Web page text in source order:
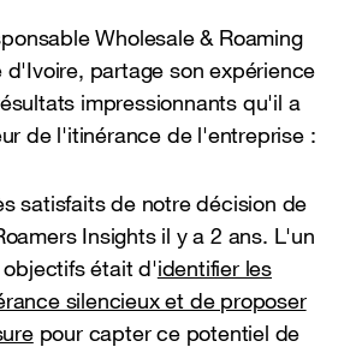
Wholesale & Roaming
d'Ivoire, partage son expérience
impressionnants qu'il a
de l'itinérance de l'entreprise :
satisfaits de notre décision de
Insights il y a 2 ans. L'un
était d'identifier les
silencieux et de proposer
pour capter ce potentiel de